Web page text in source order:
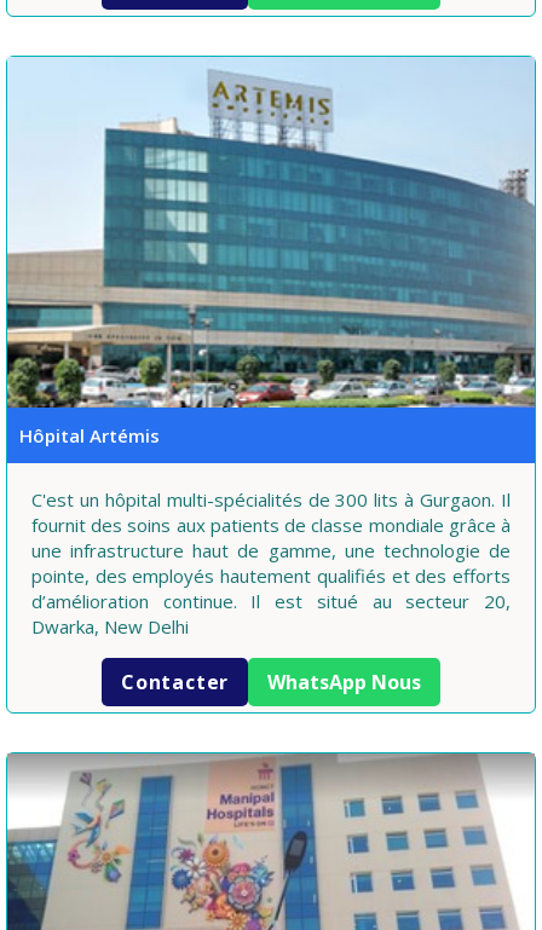
Hôpital Artémis
C'est un hôpital multi-spécialités de 300 lits à Gurgaon. Il
fournit des soins aux patients de classe mondiale grâce à
une infrastructure haut de gamme, une technologie de
pointe, des employés hautement qualifiés et des efforts
d’amélioration continue. Il est situé au secteur 20,
Dwarka, New Delhi
Contacter WhatsApp Nous